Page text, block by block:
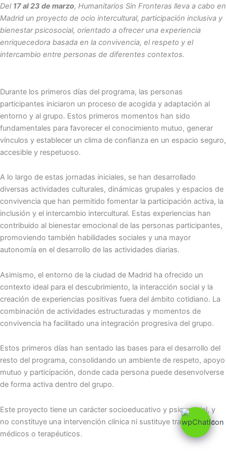
Del 17 al 23 de marzo, Humanitarios Sin Fronteras lleva a cabo en
Madrid un proyecto de ocio intercultural, participación inclusiva y
bienestar psicosocial, orientado a ofrecer una experiencia
enriquecedora basada en la convivencia, el respeto y el
intercambio entre personas de diferentes contextos.
Durante los primeros días del programa, las personas
participantes iniciaron un proceso de acogida y adaptación al
entorno y al grupo. Estos primeros momentos han sido
fundamentales para favorecer el conocimiento mutuo, generar
vínculos y establecer un clima de confianza en un espacio seguro,
accesible y respetuoso.
A lo largo de estas jornadas iniciales, se han desarrollado
diversas actividades culturales, dinámicas grupales y espacios de
convivencia que han permitido fomentar la participación activa, la
inclusión y el intercambio intercultural. Estas experiencias han
contribuido al bienestar emocional de las personas participantes,
promoviendo también habilidades sociales y una mayor
autonomía en el desarrollo de las actividades diarias.
Asimismo, el entorno de la ciudad de Madrid ha ofrecido un
contexto ideal para el descubrimiento, la interacción social y la
creación de experiencias positivas fuera del ámbito cotidiano. La
combinación de actividades estructuradas y momentos de
convivencia ha facilitado una integración progresiva del grupo.
Estos primeros días han sentado las bases para el desarrollo del
resto del programa, consolidando un ambiente de respeto, apoyo
mutuo y participación, donde cada persona puede desenvolverse
de forma activa dentro del grupo.
Este proyecto tiene un carácter socioeducativo y psicosocial, y
no constituye una intervención clínica ni sustituye tratamientos
médicos o terapéuticos.